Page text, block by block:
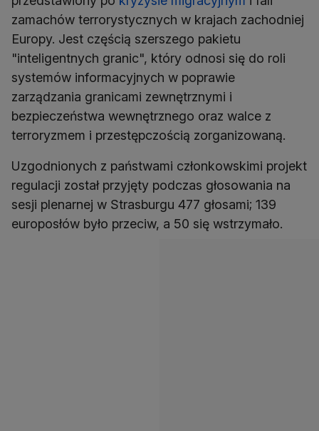
zamachów terrorystycznych w krajach zachodniej
Europy. Jest częścią szerszego pakietu
"inteligentnych granic", który odnosi się do roli
systemów informacyjnych w poprawie
zarządzania granicami zewnętrznymi i
bezpieczeństwa wewnętrznego oraz walce z
terroryzmem i przestępczością zorganizowaną.
Uzgodnionych z państwami członkowskimi projekt
regulacji został przyjęty podczas głosowania na
sesji plenarnej w Strasburgu 477 głosami; 139
europosłów było przeciw, a 50 się wstrzymało.